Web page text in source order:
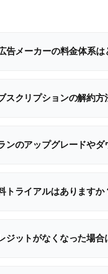
告メーカーの料金体系
スクリプションの解約方
ンのアップグレードや
トライアルはありますか
ジットがなくなった場合